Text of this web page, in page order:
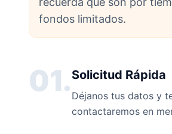
fondos limitados.
01.Solicitud Rápida
Déjanos tus datos y
contactaremos en